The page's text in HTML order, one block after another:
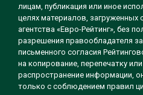
лицам, публикация или иное
целях материалов, загруженных
агентства «Евро-Рейтинг», без
разрешения правообладателя
письменного согласия
на копирование, перепечатку
распространение информации,
только с соблюдением правил